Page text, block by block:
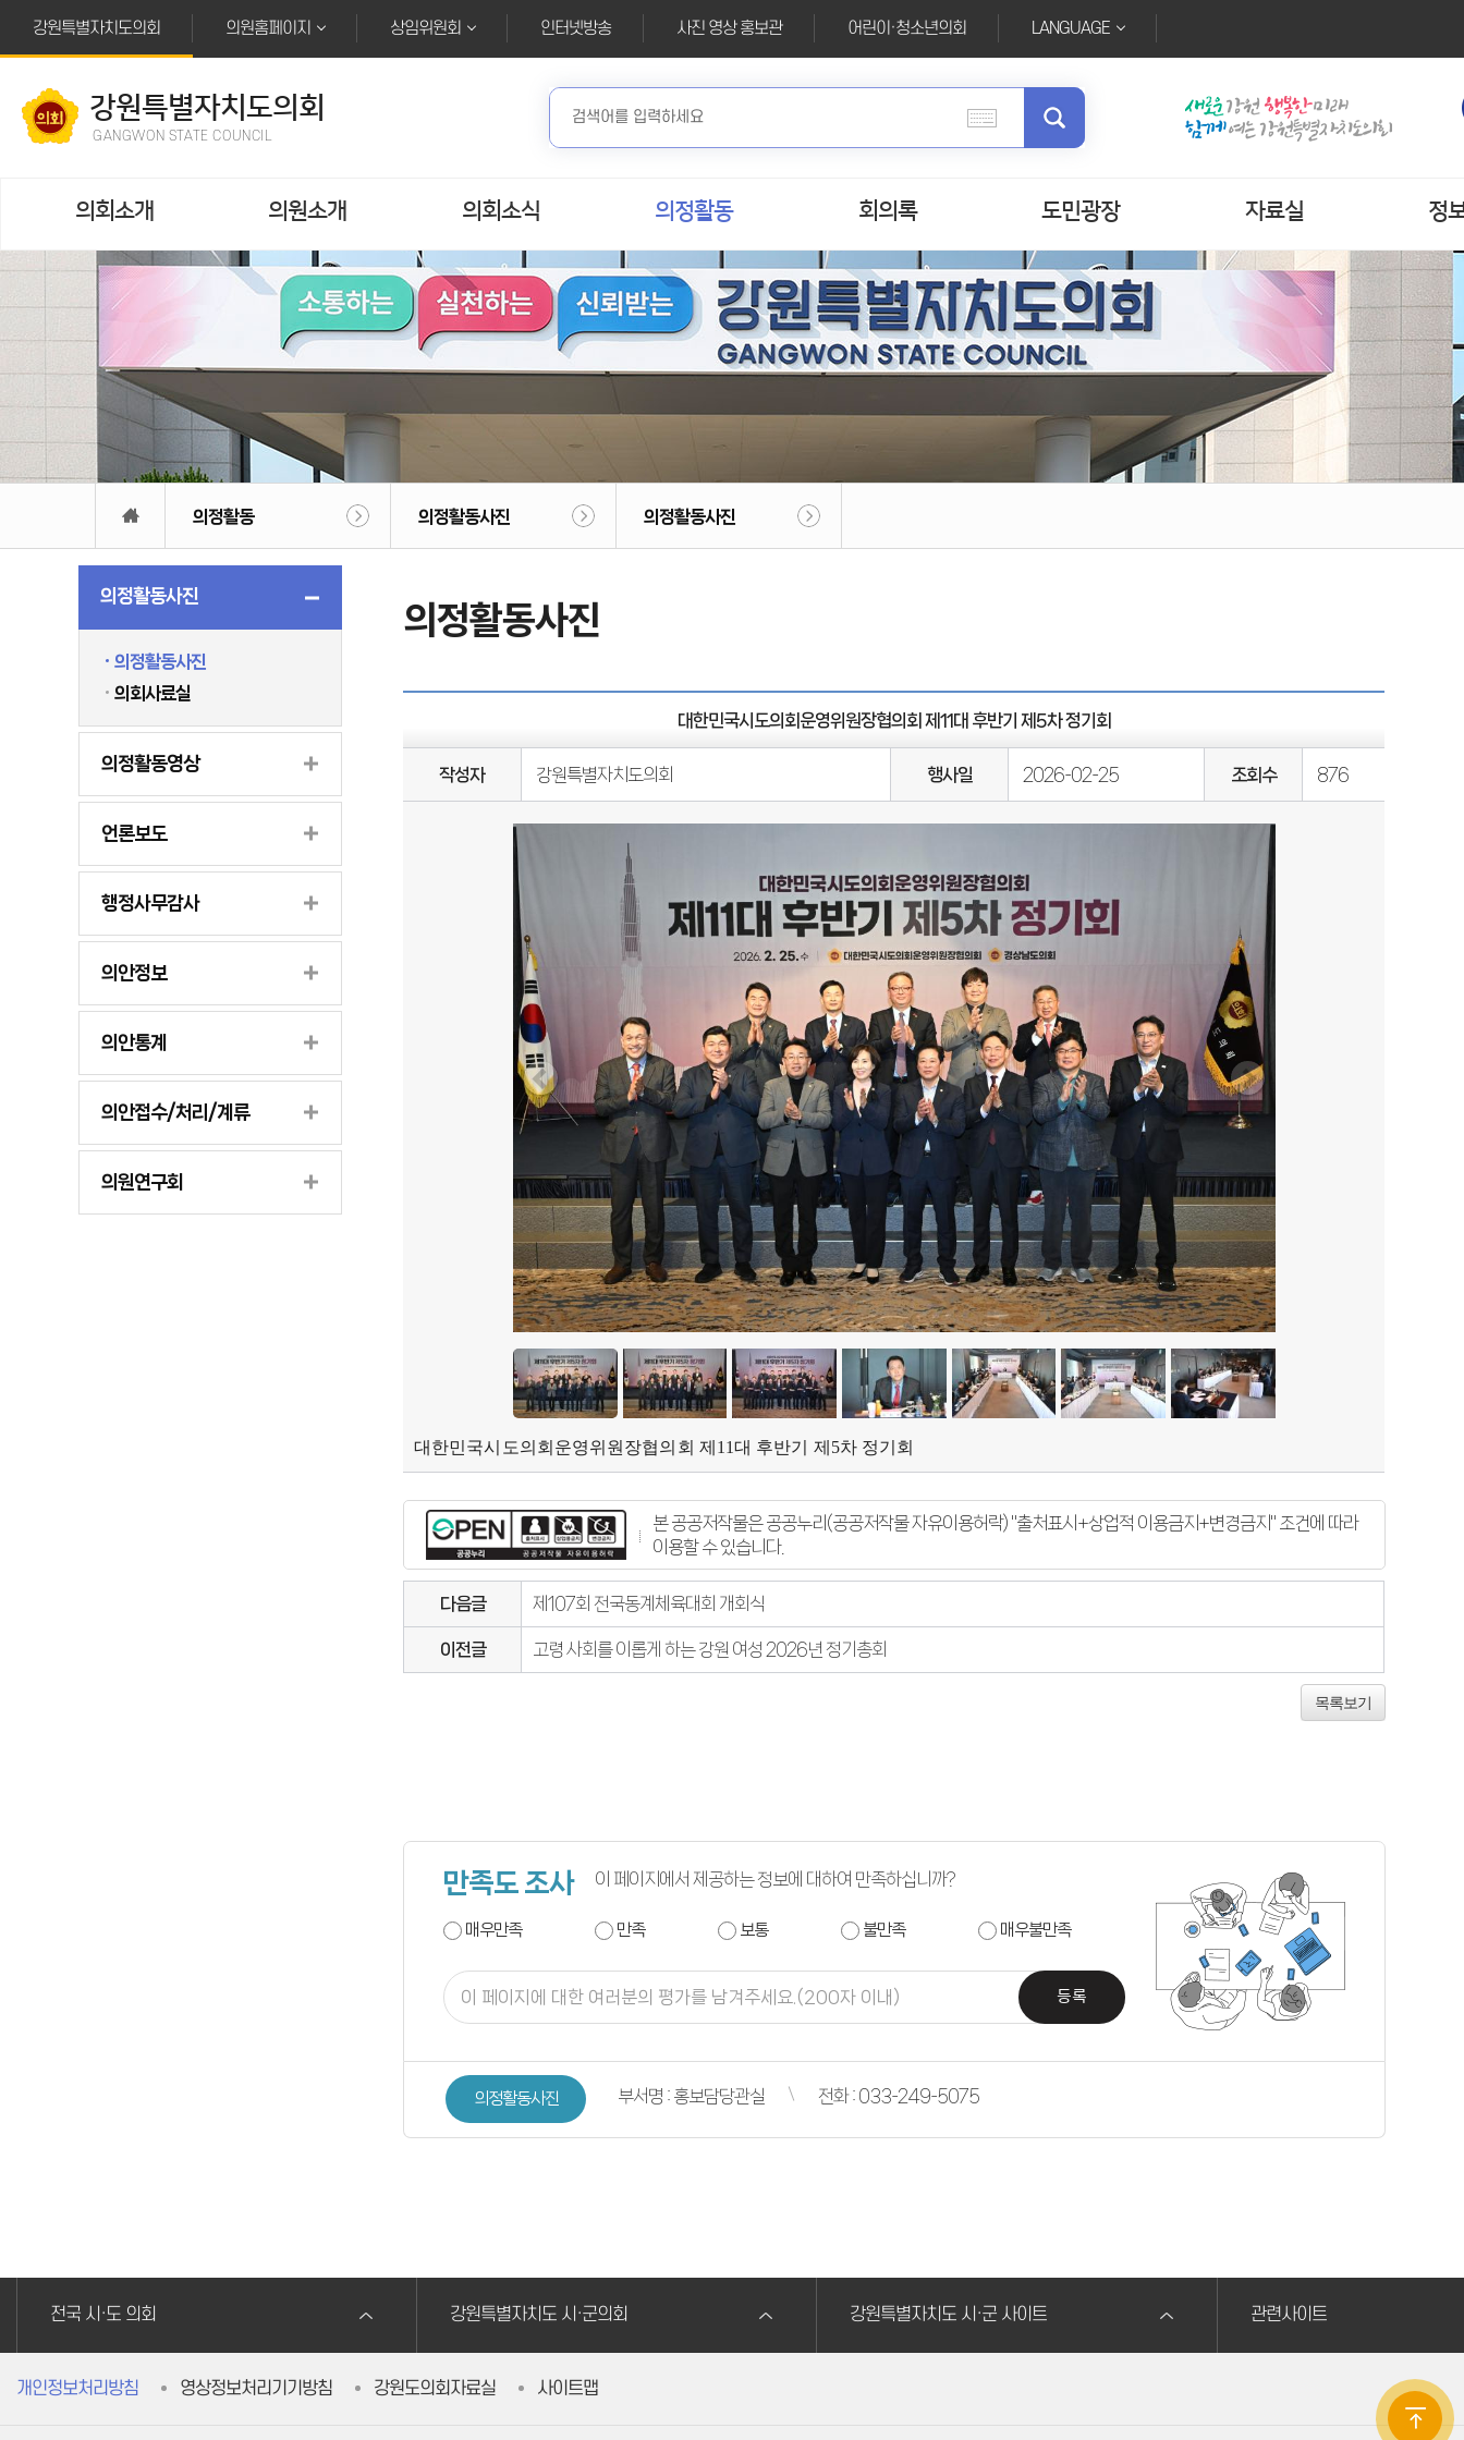
강원특별자치도의회
의원홈페이지 상임위원회 인터넷방송 사진 영상 홍보관 어린이·청소년의회 LANGUAGE
강원특별자치도의회
GANGWON STATE COUNCIL
의회소개 의원소개 의회소식 의정활동 회의록 도민광장 자료실 정
의정활동 의정활동사진 의정활동사진
의정활동사진
의정활동사진
의회사료실
의정활동영상
언론보도
행정사무감사
의안정보
의안통계
의안접수/처리/계류
의원연구회
의정활동사진
대한민국시도의회운영위원장협의회 제11대 후반기 제5차 정기회
작성자 강원특별자치도의회 행사일 2026-02-25 조회수 876
대한민국시도의회운영위원장협의회 제11대 후반기 제5차 정기회
본 공공저작물은 공공누리(공공저작물 자유이용허락) "출처표시+상업적 이용금지+변경금지" 조건에 따라
이용할 수 있습니다.
다음글 제107회 전국동계체육대회 개회식
이전글 고령 사회를 이롭게 하는 강원 여성 2026년 정기총회
목록보기
만족도 조사 이 페이지에서 제공하는 정보에 대하여 만족하십니까?
매우만족 만족 보통 불만족 매우불만족
등록
의정활동사진 부서명 : 홍보담당관실 전화 : 033-249-5075
전국 시·도 의회 강원특별자치도 시·군의회 강원특별자치도 시·군 사이트 관련사이트
개인정보처리방침 영상정보처리기기방침 강원도의회자료실 사이트맵